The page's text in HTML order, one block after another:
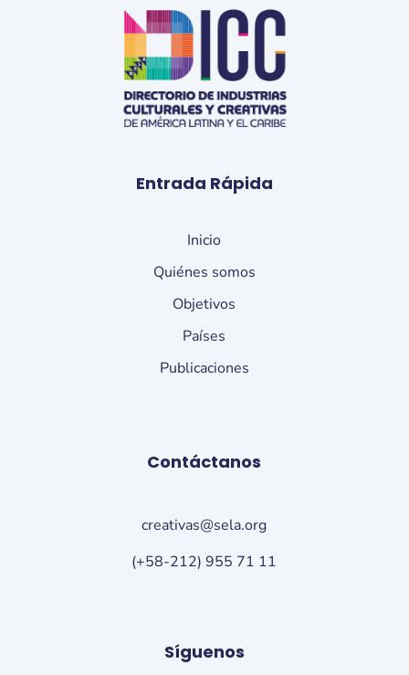
Entrada Rápida
Inicio
Quiénes somos
Objetivos
Países
Publicaciones
Contáctanos
creativas@sela.org
(+58-212) 955 71 11
Síguenos